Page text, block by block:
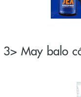
3> May balo